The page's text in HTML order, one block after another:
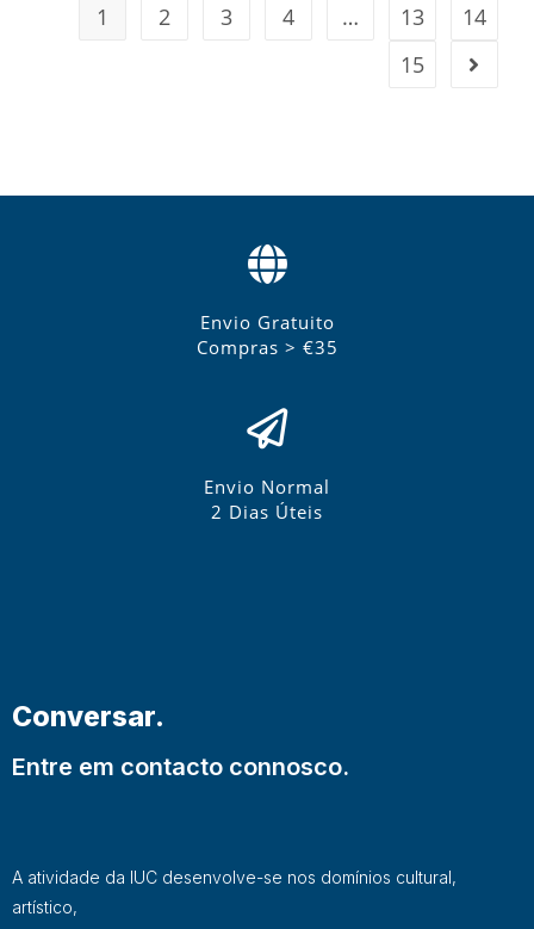
1 2 3 4 … 13
14
15
Envio Gratuito
Compras > €35
Envio Normal
2 Dias Úteis
Conversar.
Entre em contacto connosco.
A atividade da IUC desenvolve-se nos domínios cultural,
artístico,